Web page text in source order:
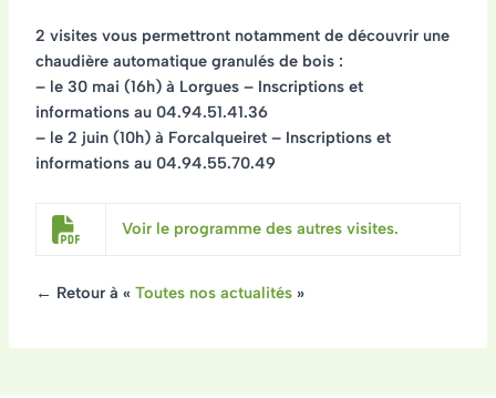
2 visites vous permettront notamment de découvrir une
chaudière automatique granulés de bois :
– le 30 mai (16h) à Lorgues – Inscriptions et
informations au 04.94.51.41.36
– le 2 juin (10h) à Forcalqueiret – Inscriptions et
informations au 04.94.55.70.49
Voir le programme des autres visites.
← Retour à « Toutes nos actualités»